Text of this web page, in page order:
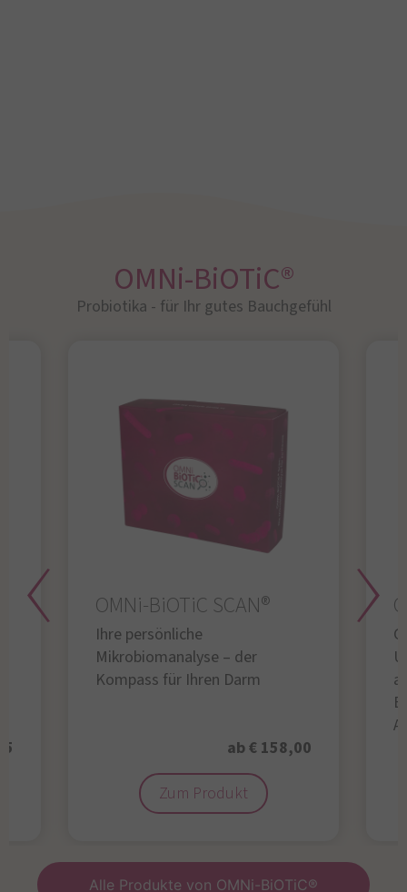
OMNi-BiOTiC®
Probiotika - für Ihr gutes Bauchgefühl​
OMNi-BiOTiC SCAN®
Ihre persönliche
Mikrobiomanalyse – der
Kompass für Ihren Darm
ab € 158,00
Zum Produkt
Alle Produkte von OMNi-BiOTiC®